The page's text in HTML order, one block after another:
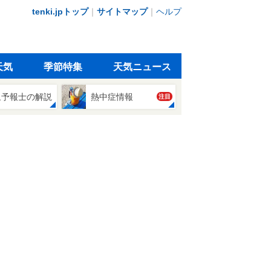
tenki.jpトップ｜ サイトマップ｜ ヘルプ
気 季節特集 天気ニュース
報士の解説 熱中症情報 注目